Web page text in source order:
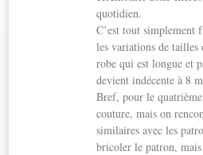
quotidien.
C’est tout simplement
les variations de tailles
robe qui est longue et
devient indécente à 8
Bref, pour le
couture, mais on
similaires avec les
bricoler le patron,